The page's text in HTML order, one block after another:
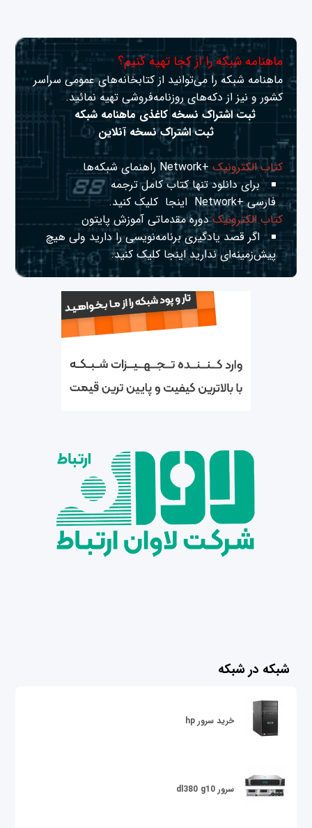
ماهنامه شبکه را از کجا تهیه کنیم؟
ماهنامه شبکه را می‌توانید از کتابخانه‌های عمومی سراسر
کشور و نیز از دکه‌های روزنامه‌فروشی تهیه نمائید.
ثبت اشتراک نسخه کاغذی ماهنامه شبکه
ثبت اشتراک نسخه آنلاین
کتاب الکترونیک+Network راهنمای شبکه‌ها
برای دانلود تنها کتاب کامل ترجمه
فارسی +Network
اینجا کلیک کنید.
کتاب الکترونیکدوره مقدماتی آموزش پایتون
اگر قصد یادگیری برنامه‌نویسی را دارید ولی هیچ
پیش‌زمینه‌ای نداریداینجا کلیک کنید.
شبکه در شبکه
خرید سرور hp
سرور dl380 g10